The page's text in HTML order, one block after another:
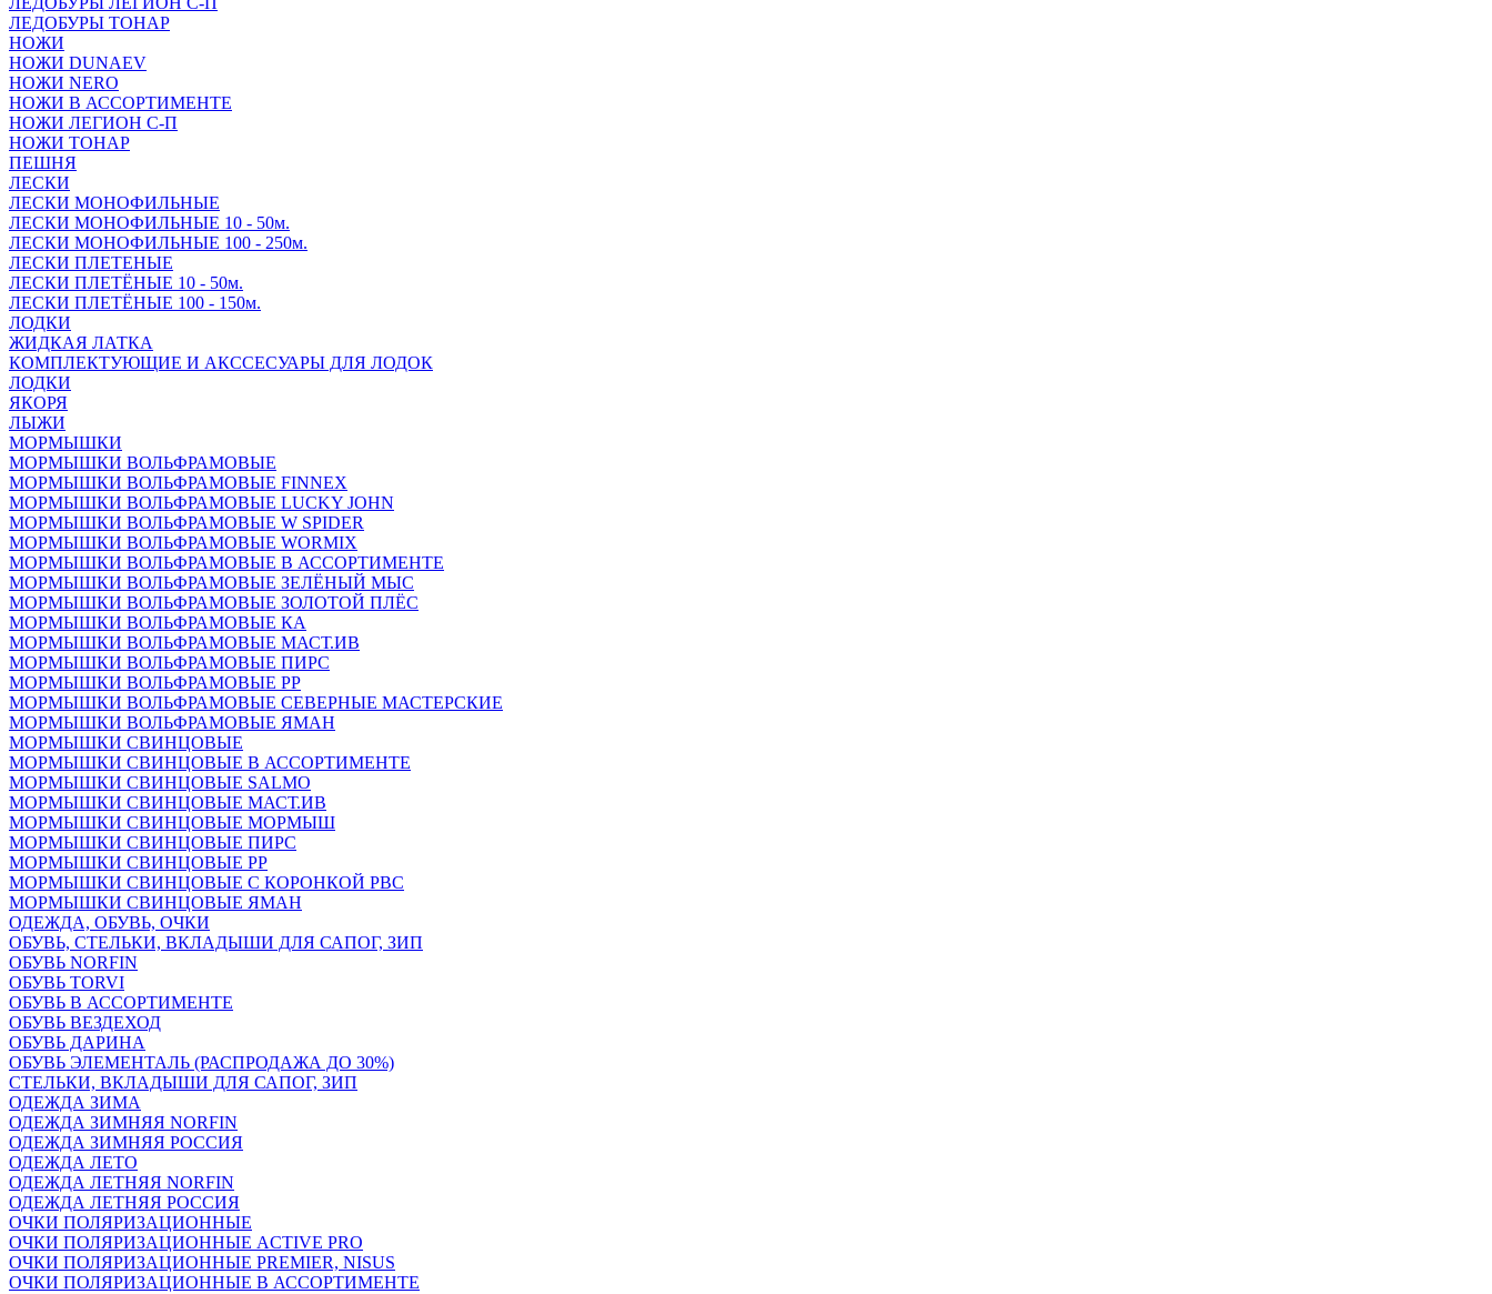
ЛЕДОБУРЫ ТОНАР
НОЖИ
НОЖИ DUNAEV
НОЖИ NERO
НОЖИ В АССОРТИМЕНТЕ
НОЖИ ЛЕГИОН С-П
НОЖИ ТОНАР
ПЕШНЯ
ЛЕСКИ
ЛЕСКИ МОНОФИЛЬНЫЕ
ЛЕСКИ МОНОФИЛЬНЫЕ 10 - 50м.
ЛЕСКИ МОНОФИЛЬНЫЕ 100 - 250м.
ЛЕСКИ ПЛЕТЕНЫЕ
ЛЕСКИ ПЛЕТЁНЫЕ 10 - 50м.
ЛЕСКИ ПЛЕТЁНЫЕ 100 - 150м.
ЛОДКИ
ЖИДКАЯ ЛАТКА
КОМПЛЕКТУЮЩИЕ И АКССЕСУАРЫ ДЛЯ ЛОДОК
ЛОДКИ
ЯКОРЯ
ЛЫЖИ
МОРМЫШКИ
МОРМЫШКИ ВОЛЬФРАМОВЫЕ
МОРМЫШКИ ВОЛЬФРАМОВЫЕ FINNEX
МОРМЫШКИ ВОЛЬФРАМОВЫЕ LUCKY JOHN
МОРМЫШКИ ВОЛЬФРАМОВЫЕ W SPIDER
МОРМЫШКИ ВОЛЬФРАМОВЫЕ WORMIX
МОРМЫШКИ ВОЛЬФРАМОВЫЕ В АССОРТИМЕНТЕ
МОРМЫШКИ ВОЛЬФРАМОВЫЕ ЗЕЛЁНЫЙ МЫС
МОРМЫШКИ ВОЛЬФРАМОВЫЕ ЗОЛОТОЙ ПЛЁС
МОРМЫШКИ ВОЛЬФРАМОВЫЕ КА
МОРМЫШКИ ВОЛЬФРАМОВЫЕ МАСТ.ИВ
МОРМЫШКИ ВОЛЬФРАМОВЫЕ ПИРС
МОРМЫШКИ ВОЛЬФРАМОВЫЕ РР
МОРМЫШКИ ВОЛЬФРАМОВЫЕ СЕВЕРНЫЕ МАСТЕРСКИЕ
МОРМЫШКИ ВОЛЬФРАМОВЫЕ ЯМАН
МОРМЫШКИ СВИНЦОВЫЕ
МОРМЫШКИ СВИНЦОВЫЕ В АССОРТИМЕНТЕ
МОРМЫШКИ СВИНЦОВЫЕ SALMO
МОРМЫШКИ СВИНЦОВЫЕ МАСТ.ИВ
МОРМЫШКИ СВИНЦОВЫЕ МОРМЫШ
МОРМЫШКИ СВИНЦОВЫЕ ПИРС
МОРМЫШКИ СВИНЦОВЫЕ РР
МОРМЫШКИ СВИНЦОВЫЕ С КОРОНКОЙ РВС
МОРМЫШКИ СВИНЦОВЫЕ ЯМАН
ОДЕЖДА, ОБУВЬ, ОЧКИ
ОБУВЬ, СТЕЛЬКИ, ВКЛАДЫШИ ДЛЯ САПОГ, ЗИП
ОБУВЬ NORFIN
ОБУВЬ TORVI
ОБУВЬ В АССОРТИМЕНТЕ
ОБУВЬ ВЕЗДЕХОД
ОБУВЬ ДАРИНА
ОБУВЬ ЭЛЕМЕНТАЛЬ (РАСПРОДАЖА ДО 30%)
СТЕЛЬКИ, ВКЛАДЫШИ ДЛЯ САПОГ, ЗИП
ОДЕЖДА ЗИМА
ОДЕЖДА ЗИМНЯЯ NORFIN
ОДЕЖДА ЗИМНЯЯ РОССИЯ
ОДЕЖДА ЛЕТО
ОДЕЖДА ЛЕТНЯЯ NORFIN
ОДЕЖДА ЛЕТНЯЯ РОССИЯ
ОЧКИ ПОЛЯРИЗАЦИОННЫЕ
ОЧКИ ПОЛЯРИЗАЦИОННЫЕ ACTIVE PRO
ОЧКИ ПОЛЯРИЗАЦИОННЫЕ PREMIER, NISUS
ОЧКИ ПОЛЯРИЗАЦИОННЫЕ В АССОРТИМЕНТЕ